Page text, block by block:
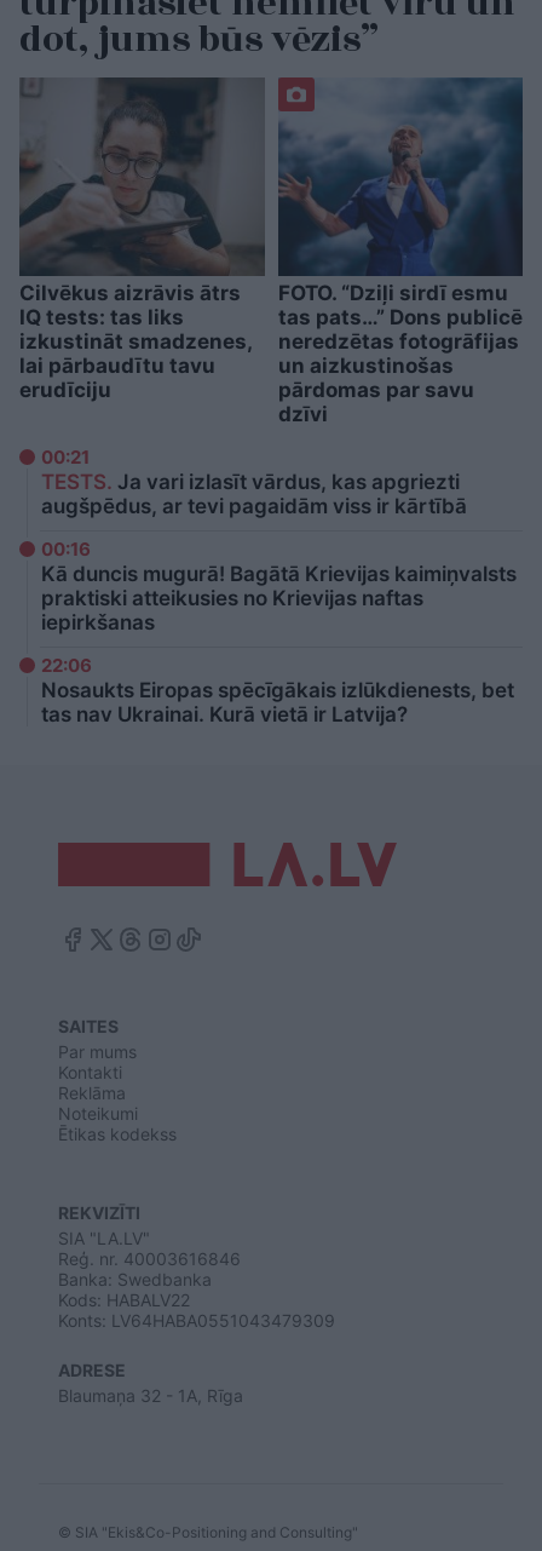
dot, jums būs vēzis”
Cilvēkus aizrāvis ātrs
IQ tests: tas liks
izkustināt smadzenes,
lai pārbaudītu tavu
erudīciju
FOTO. “Dziļi sirdī esmu
tas pats…” Dons publicē
neredzētas fotogrāfijas
un aizkustinošas
pārdomas par savu
dzīvi
TESTS. Ja vari izlasīt vārdus, kas apgriezti
augšpēdus, ar tevi pagaidām viss ir kārtībā
00:21
Kā duncis mugurā! Bagātā Krievijas kaimiņvalsts
praktiski atteikusies no Krievijas naftas
iepirkšanas
00:16
Nosaukts Eiropas spēcīgākais izlūkdienests, bet
tas nav Ukrainai. Kurā vietā ir Latvija?
22:06
SAITES
Par mums
Kontakti
Reklāma
Noteikumi
Ētikas kodekss
REKVIZĪTI
SIA "LA.LV"
Reģ. nr. 40003616846
Banka: Swedbanka
Kods: HABALV22
Konts: LV64HABA0551043479309
ADRESE
Blaumaņa 32 - 1A, Rīga
© SIA "Ekis&Co-Positioning and Consulting"